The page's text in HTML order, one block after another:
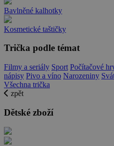
Bavlněné kalhotky
Kosmetické taštičky
Trička podle témat
Filmy a seriály Sport Počítačové
nápisy Pivo a víno Narozeniny
Všechna trička
zpět
Dětské zboží